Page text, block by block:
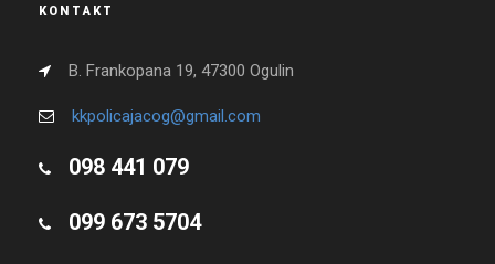
KONTAKT
B. Frankopana 19, 47300 Ogulin
kkpolicajacog@gmail.com
098 441 079
099 673 5704